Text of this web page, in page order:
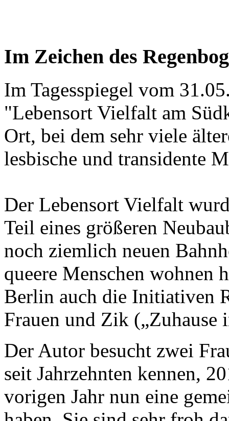
Im Zeichen des
Im Tagesspiegel vom
"Lebensort Vielfalt am
Ort, bei dem sehr viele
lesbische und transidente
Der Lebensort Vielfalt
Teil eines größeren
noch ziemlich neuen
queere Menschen wohnen
Berlin auch die Initiativen
Frauen und Zik („Zuhause
Der Autor besucht zwei
seit Jahrzehnten kennen,
vorigen Jahr nun eine